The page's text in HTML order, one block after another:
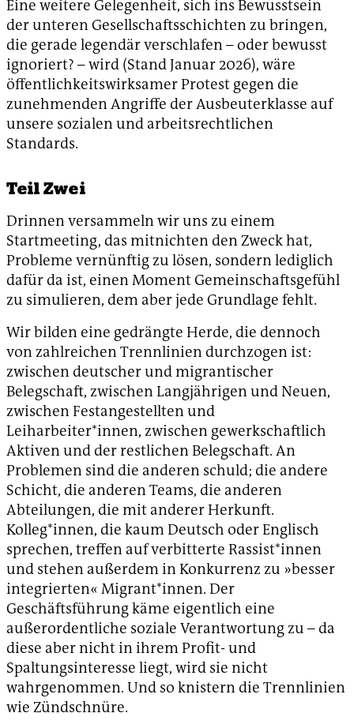
Eine weitere Gelegenheit, sich ins Bewusstsein
der unteren Gesellschaftsschichten zu bringen,
die gerade legendär verschlafen – oder bewusst
ignoriert? – wird (Stand Januar 2026), wäre
öffentlichkeitswirksamer Protest gegen die
zunehmenden Angriffe der Ausbeuterklasse auf
unsere sozialen und arbeitsrechtlichen
Standards.
Teil Zwei
Drinnen versammeln wir uns zu einem
Startmeeting, das mitnichten den Zweck hat,
Probleme vernünftig zu lösen, sondern lediglich
dafür da ist, einen Moment Gemeinschaftsgefühl
zu simulieren, dem aber jede Grundlage fehlt.
Wir bilden eine gedrängte Herde, die dennoch
von zahlreichen Trennlinien durchzogen ist:
zwischen deutscher und migrantischer
Belegschaft, zwischen Langjährigen und Neuen,
zwischen Festangestellten und
Leiharbeiter*innen, zwischen gewerkschaftlich
Aktiven und der restlichen Belegschaft. An
Problemen sind die anderen schuld; die andere
Schicht, die anderen Teams, die anderen
Abteilungen, die mit anderer Herkunft.
Kolleg*innen, die kaum Deutsch oder Englisch
sprechen, treffen auf verbitterte Rassist*innen
und stehen außerdem in Konkurrenz zu »besser
integrierten« Migrant*innen. Der
Geschäftsführung käme eigentlich eine
außerordentliche soziale Verantwortung zu – da
diese aber nicht in ihrem Profit- und
Spaltungsinteresse liegt, wird sie nicht
wahrgenommen. Und so knistern die Trennlinien
wie Zündschnüre.